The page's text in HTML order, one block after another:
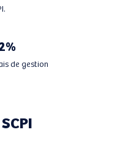
de gestion